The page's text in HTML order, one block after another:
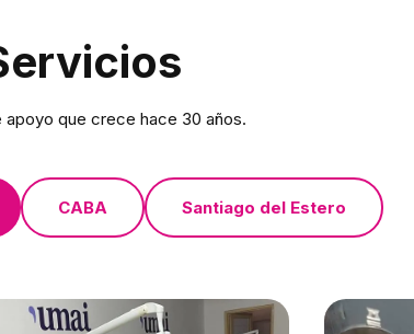
apoyo que crece hace 30 años.
CABA Santiago del Estero